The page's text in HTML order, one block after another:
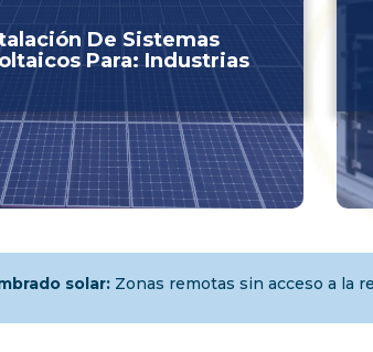
De Sistemas
Para: Industrias
solar:Zonas remotas sin acceso a la